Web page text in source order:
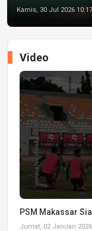
Kamis, 30 Jul 2026 10:17
Video
PSM Makassar
Jumat, 02 Januari 2026